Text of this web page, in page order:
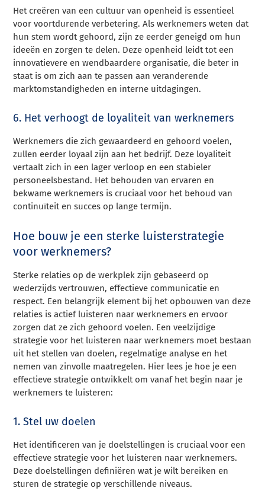
Het creëren van een cultuur van openheid is essentieel
voor voortdurende verbetering. Als werknemers weten dat
hun stem wordt gehoord, zijn ze eerder geneigd om hun
ideeën en zorgen te delen. Deze openheid leidt tot een
innovatievere en wendbaardere organisatie, die beter in
staat is om zich aan te passen aan veranderende
marktomstandigheden en interne uitdagingen.
6. Het verhoogt de loyaliteit van werknemers
Werknemers die zich gewaardeerd en gehoord voelen,
zullen eerder loyaal zijn aan het bedrijf. Deze loyaliteit
vertaalt zich in een lager verloop en een stabieler
personeelsbestand. Het behouden van ervaren en
bekwame werknemers is cruciaal voor het behoud van
continuïteit en succes op lange termijn.
Hoe bouw je een sterke luisterstrategie
voor werknemers?
Sterke relaties op de werkplek zijn gebaseerd op
wederzijds vertrouwen, effectieve communicatie en
respect. Een belangrijk element bij het opbouwen van deze
relaties is actief luisteren naar werknemers en ervoor
zorgen dat ze zich gehoord voelen. Een veelzijdige
strategie voor het luisteren naar werknemers moet bestaan
uit het stellen van doelen, regelmatige analyse en het
nemen van zinvolle maatregelen. Hier lees je hoe je een
effectieve strategie ontwikkelt om vanaf het begin naar je
werknemers te luisteren:
1. Stel uw doelen
Het identificeren van je doelstellingen is cruciaal voor een
effectieve strategie voor het luisteren naar werknemers.
Deze doelstellingen definiëren wat je wilt bereiken en
sturen de strategie op verschillende niveaus.